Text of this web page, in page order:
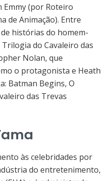
(por Roteiro
de Animação). Entre
histórias do homem-
do Cavaleiro das
Nolan, que
o protagonista e Heath
Batman Begins, O
das Trevas
às celebridades por
do entretenimento,